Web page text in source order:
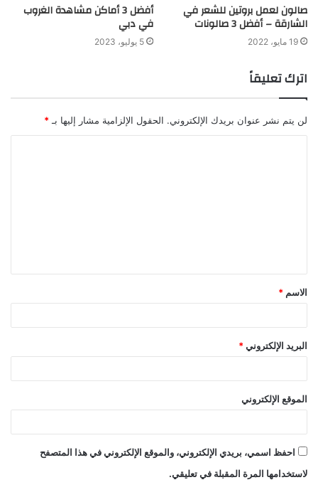
صالون لعمل بروتين للشعر في
الشارقة – أفضل 3 صالونات
19 مايو، 2022
أفضل 3 أماكن مشاهدة الغروب
في دبي
5 يوليو، 2023
اترك تعليقاً
لن يتم نشر عنوان بريدك الإلكتروني. الحقول الإلزامية مشار إليها بـ *
الاسم *
البريد الإلكتروني *
الموقع الإلكتروني
احفظ اسمي، بريدي الإلكتروني، والموقع الإلكتروني في هذا المتصفح
لاستخدامها المرة المقبلة في تعليقي.